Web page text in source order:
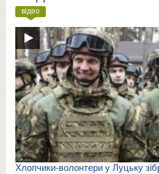
відео
Хлопчики-волонтери у Луцьку